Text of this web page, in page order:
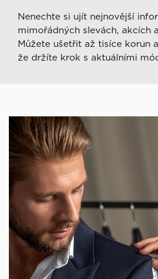
Nenechte si ujít nejnovější
mimořádných slevách, akcích
Můžete ušetřit až tisíce korun
že držíte krok s aktuálními